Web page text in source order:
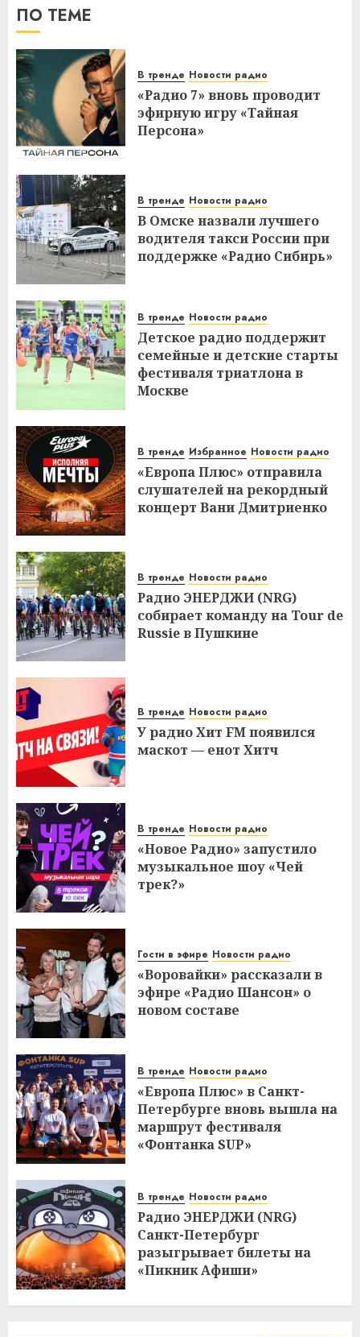
ПО ТЕМЕ
В тренде Новости радио
«Радио 7» вновь проводит
эфирную игру «Тайная
Персона»
В тренде Новости радио
В Омске назвали лучшего
водителя такси России при
поддержке «Радио Сибирь»
В тренде Новости радио
Детское радио поддержит
семейные и детские старты
фестиваля триатлона в
Москве
В тренде Избранное Новости радио
«Европа Плюс» отправила
слушателей на рекордный
концерт Вани Дмитриенко
В тренде Новости радио
Радио ЭНЕРДЖИ (NRG)
собирает команду на Tour de
Russie в Пушкине
В тренде Новости радио
У радио Хит FM появился
маскот — енот Хитч
В тренде Новости радио
«Новое Радио» запустило
музыкальное шоу «Чей
трек?»
Гости в эфире Новости радио
«Воровайки» рассказали в
эфире «Радио Шансон» о
новом составе
В тренде Новости радио
«Европа Плюс» в Санкт-
Петербурге вновь вышла на
маршрут фестиваля
«Фонтанка SUP»
В тренде Новости радио
Радио ЭНЕРДЖИ (NRG)
Санкт-Петербург
разыгрывает билеты на
«Пикник Афиши»